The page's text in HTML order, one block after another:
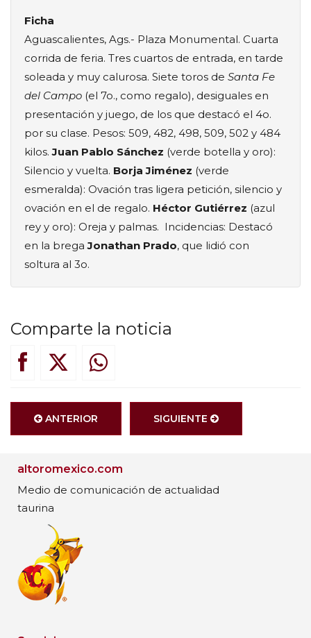
Ficha
Aguascalientes, Ags.- Plaza Monumental. Cuarta
corrida de feria. Tres cuartos de entrada, en tarde
soleada y muy calurosa. Siete toros de Santa Fe
del Campo (el 7o., como regalo), desiguales en
presentación y juego, de los que destacó el 4o.
por su clase. Pesos: 509, 482, 498, 509, 502 y 484
kilos.Juan Pablo Sánchez (verde botella y oro):
Silencio y vuelta. Borja Jiménez (verde
esmeralda): Ovación tras ligera petición, silencio y
ovación en el de regalo. Héctor Gutiérrez (azul
rey y oro): Oreja y palmas. Incidencias: Destacó
en la brega Jonathan Prado, que lidió con
soltura al 3o.
Comparte la noticia
ANTERIOR SIGUIENTE
altoromexico.com
Medio de comunicación de actualidad
taurina